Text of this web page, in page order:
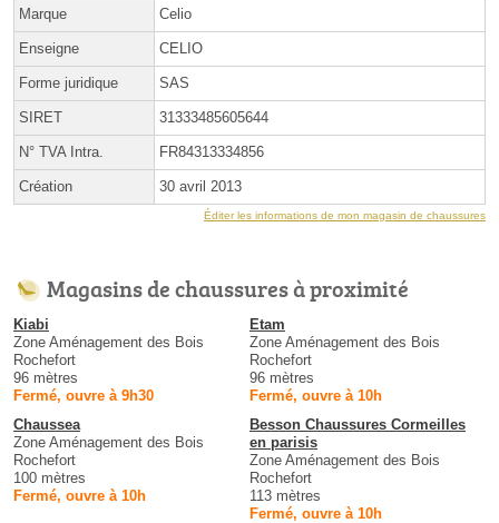
Marque Celio
Enseigne CELIO
Forme juridique SAS
SIRET 31333485605644
N° TVA Intra. FR84313334856
Création 30 avril 2013
Éditer les informations de mon magasin de chaussures
Magasins de chaussures à proximité
Kiabi
Zone Aménagement des Bois
Rochefort
96 mètres
Fermé, ouvre à 9h30
Etam
Zone Aménagement des Bois
Rochefort
96 mètres
Fermé, ouvre à 10h
Chaussea
Zone Aménagement des Bois
Rochefort
100 mètres
Fermé, ouvre à 10h
Besson Chaussures Cormeilles
en parisis
Zone Aménagement des Bois
Rochefort
113 mètres
Fermé, ouvre à 10h